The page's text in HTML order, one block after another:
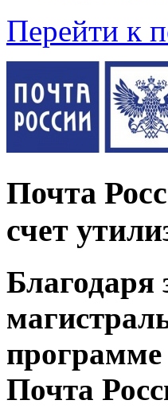
Перейти к
Почта
счет
Благодаря
программе
Почта